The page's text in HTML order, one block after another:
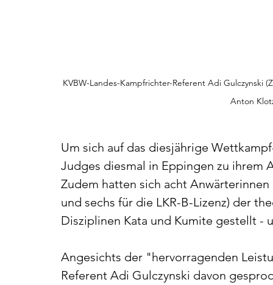
KVBW-Landes-Kampfrichter-Referent Adi
Anton
Um sich auf das diesjährige
Judges diesmal in Eppingen zu ihrem
Zudem hatten sich acht
und sechs für die LKR-B-Lizenz) der
Disziplinen Kata und Kumite gestellt
Angesichts der "hervorragenden
Referent Adi Gulczynski davon